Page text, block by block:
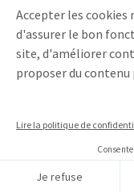
Notre certification
PRODUIT
Facturation
Service client
Logiciel CRM
DÉMARRER AVEC KOBAN
Accepter les cookies
d'assurer le bon
site, d'améliorer
proposer du
Lire la politique de
Je refuse